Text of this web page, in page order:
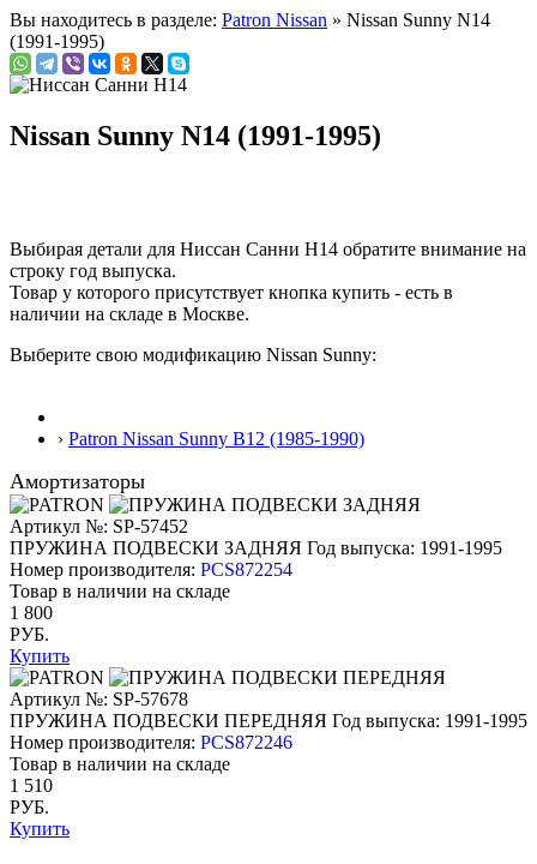
Вы находитесь в разделе: Patron Nissan » Nissan Sunny N14
(1991-1995)
Nissan Sunny N14 (1991-1995)
Выбирая детали для Ниссан Санни Н14 обратите внимание на
строку год выпуска.
Товар у которого присутствует кнопка купить - есть в
наличии на складе в Москве.
Выберите свою модификацию Nissan Sunny:
› Patron Nissan Sunny B12 (1985-1990)
Амортизаторы
Артикул №: SP-57452
ПРУЖИНА ПОДВЕСКИ ЗАДНЯЯ Год выпуска: 1991-1995
Номер производителя: PCS872254
Товар в наличии на складе
1 800
РУБ.
Купить
Артикул №: SP-57678
ПРУЖИНА ПОДВЕСКИ ПЕРЕДНЯЯ Год выпуска: 1991-1995
Номер производителя: PCS872246
Товар в наличии на складе
1 510
РУБ.
Купить